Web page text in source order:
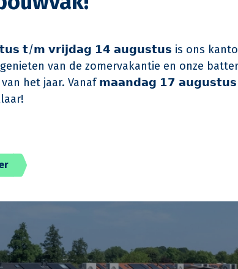
𝘁/𝗺 𝘃𝗿𝗶𝗷𝗱𝗮𝗴 𝟭𝟰 𝗮𝘂𝗴𝘂𝘀𝘁𝘂𝘀 is ons
van de zomervakantie en onze
van het jaar. Vanaf 𝗺𝗮𝗮𝗻𝗱𝗮𝗴 𝟭𝟳 𝗮𝘂𝗴𝘂𝘀𝘁𝘂𝘀
gesloopte woningen willen terugkeren naar
fase gesloopt en nieuw gebouwd
klaar is.